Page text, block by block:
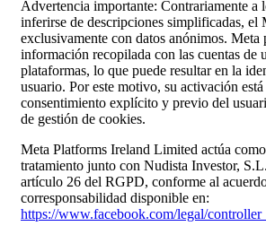
Advertencia importante: Contrariamente a
inferirse de descripciones simplificadas, el
exclusivamente con datos anónimos. Meta
información recopilada con las cuentas de
plataformas, lo que puede resultar en la
usuario. Por este motivo, su activación
consentimiento explícito y previo del
de gestión de cookies.
Meta Platforms Ireland Limited actúa
tratamiento junto con Nudista Investor,
artículo 26 del RGPD, conforme al
corresponsabilidad disponible en:
https://www.facebook.com/legal/